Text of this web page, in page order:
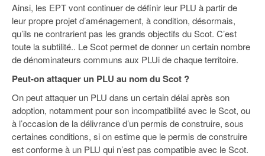
Ainsi, les EPT vont continuer de définir leur PLU à partir de
leur propre projet d’aménagement, à condition, désormais,
qu’ils ne contrarient pas les grands objectifs du Scot. C’est
toute la subtilité.. Le Scot permet de donner un certain nombre
de dénominateurs communs aux PLUi de chaque territoire.
Peut-on attaquer un PLU au nom du Scot ?
On peut attaquer un PLU dans un certain délai après son
adoption, notamment pour son incompatibilité avec le Scot, ou
à l’occasion de la délivrance d’un permis de construire, sous
certaines conditions, si on estime que le permis de construire
est conforme à un PLU qui n’est pas compatible avec le Scot.